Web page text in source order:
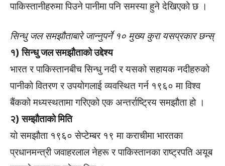
पाकिस्तानीहरुमा पिउने पानीमा पनि समस्या हुने देखिएको छ ।
सिन्धु जल समझौताबारे जान्नुपर्ने १० मुख्य कुरा यसप्रकार छन्स्
१) सिन्धु जल समझौताको उद्देश्य
भारत र पाकिस्तानबीच सिन्धु नदी र यसको सहायक नदीहरुको
पानीको वितरण र उपयोगलाई व्यवस्थित गर्न १९६० मा विश्व
बैंकको मध्यस्थतामा गरिएको एक अन्तर्राष्ट्रिय समझौता हो ।
२) सम्झौताको मिति
यो समझौता १९६० सेप्टेम्बर १९ मा कराचीमा भारतका
प्रधानमन्त्री जवाहरलाल नेहरू र पाकिस्तानका राष्ट्रपति अयूब